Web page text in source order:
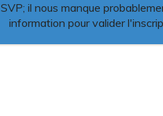
SVP; il nous manque
information pour valider